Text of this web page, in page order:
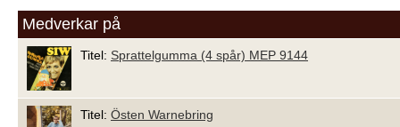
Medverkar på
Titel: Sprattelgumma (4 spår) MEP 9144
Titel: Östen Warnebring